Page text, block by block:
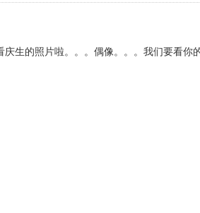
庆生的照片啦。。。偶像。。。我们要看你